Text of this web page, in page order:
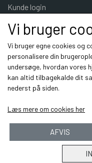
Kunde login
Kontakt
Sociale medier
Vi bruger
Vi bruger egne cookies og
personalisere din
undersøge, hvordan vores
kan altid tilbagekalde dit
nederst på siden.
Læs mere om cookies her
AFVIS